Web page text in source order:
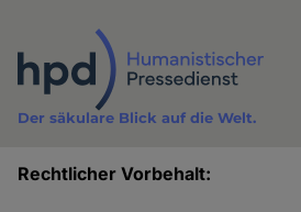
Inhalt
Der säkulare Blick auf die Welt.
Rechtlicher Vorbehalt: